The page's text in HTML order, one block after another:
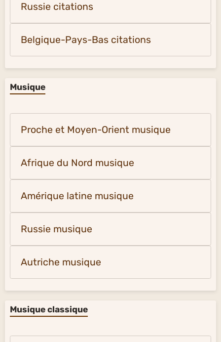
Russie citations
Belgique-Pays-Bas citations
Musique
Proche et Moyen-Orient musique
Afrique du Nord musique
Amérique latine musique
Russie musique
Autriche musique
Musique classique